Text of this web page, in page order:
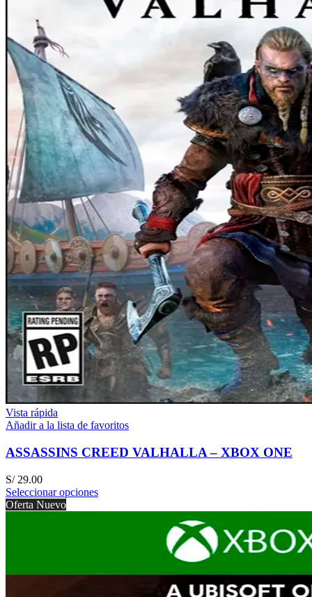
Vista rápida
Añadir a la lista de favoritos
ASSASSINS CREED VALHALLA – XBOX ONE
S/29.00
Seleccionar opciones
Oferta Nuevo